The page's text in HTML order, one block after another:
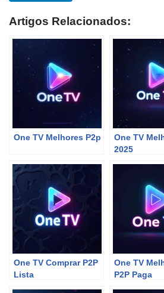
Artigos Relacionados:
One TV Melhores P2p
One TV
2025
One TV Comprar P2P
Lista
One TV
P2P Paga